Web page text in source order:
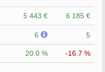
5 443 € 6 185 €
6 5
20.0 %
-16.7 %